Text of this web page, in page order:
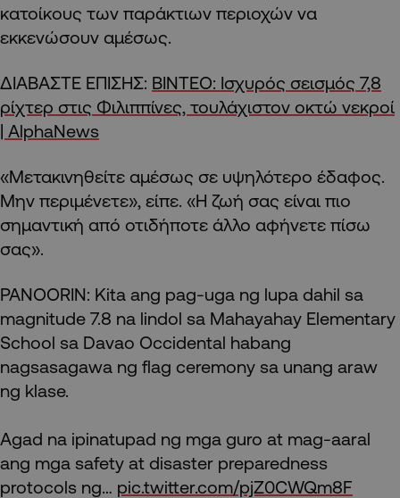
κατοίκους των παράκτιων περιοχών να
εκκενώσουν αμέσως.
ΔΙΑΒΑΣΤΕ ΕΠΙΣΗΣ: ΒΙΝΤΕΟ: Ισχυρός σεισμός 7,8
ρίχτερ στις Φιλιππίνες, τουλάχιστον οκτώ νεκροί
| AlphaNews
«Μετακινηθείτε αμέσως σε υψηλότερο έδαφος.
Μην περιμένετε», είπε. «Η ζωή σας είναι πιο
σημαντική από οτιδήποτε άλλο αφήνετε πίσω
σας».
PANOORIN: Kita ang pag-uga ng lupa dahil sa
magnitude 7.8 na lindol sa Mahayahay Elementary
School sa Davao Occidental habang
nagsasagawa ng flag ceremony sa unang araw
ng klase.
Agad na ipinatupad ng mga guro at mag-aaral
ang mga safety at disaster preparedness
protocols ng… pic.twitter.com/pjZ0CWQm8F